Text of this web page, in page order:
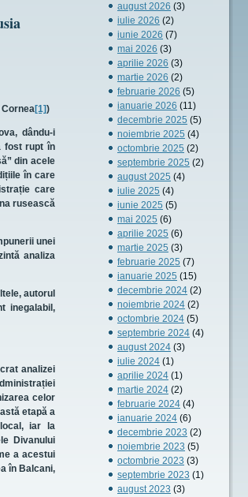
[1])
dându-i
fost rupt în
din acele
în care
care
rusească
unei
analiza
autorul
inegalabil,
analizei
celor
etapă a
iar la
Divanului
a acestui
în Balcani,
august 2026 (3)
iulie 2026 (2)
iunie 2026 (7)
mai 2026 (3)
aprilie 2026 (3)
martie 2026 (2)
februarie 2026 (5)
ianuarie 2026 (11)
decembrie 2025 (5)
noiembrie 2025 (4)
octombrie 2025 (2)
septembrie 2025 (2)
august 2025 (4)
iulie 2025 (4)
iunie 2025 (5)
mai 2025 (6)
aprilie 2025 (6)
martie 2025 (3)
februarie 2025 (7)
ianuarie 2025 (15)
decembrie 2024 (2)
noiembrie 2024 (2)
octombrie 2024 (5)
septembrie 2024 (4)
august 2024 (3)
iulie 2024 (1)
aprilie 2024 (1)
martie 2024 (2)
februarie 2024 (4)
ianuarie 2024 (6)
decembrie 2023 (2)
noiembrie 2023 (5)
octombrie 2023 (3)
septembrie 2023 (1)
august 2023 (3)